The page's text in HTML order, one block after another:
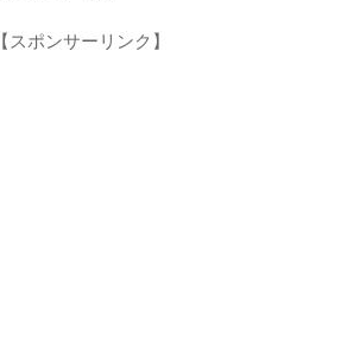
【スポンサーリンク】